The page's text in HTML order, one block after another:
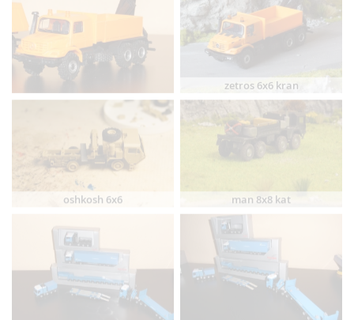
zetros 6x6 kran
oshkosh 6x6 man 8x8 kat